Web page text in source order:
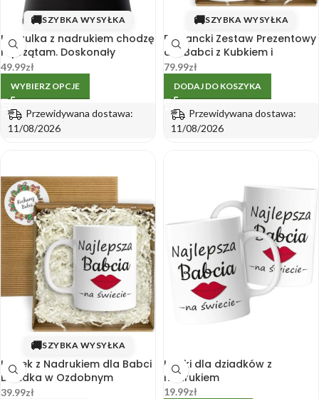
🚚SZYBKA WYSYŁKA
Koszulka z nadrukiem chodzę
i sprzątam. Doskonały
Prezent na Dzień Mamy,
49.99zł
WYBIERZ OPCJE
Przewidywana dostawa:
11/08/2026
🚚SZYBKA WYSYŁKA
Elegancki Zestaw Prezentowy
dla Babci z Kubkiem i
Ręcznikiem
79.99zł
DODAJ DO KOSZYKA
Przewidywana dostawa:
11/08/2026
🚚SZYBKA WYSYŁKA
Kubek z Nadrukiem dla Babci
Dziadka w Ozdobnym
Pudełku – Prezent Upominek
39.99zł
Kubki dla dziadków z
nadrukiem
19.99zł